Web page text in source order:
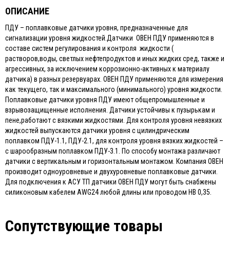
ОПИСАНИЕ
ПДУ – поплавковые датчики уровня, предназначенные для
сигнализации уровня жидкостей.Датчики ОВЕН ПДУ применяются в
составе систем регулирования и контроля жидкости (
растворов,воды, светлых нефтепродуктов и иных жидких сред, также и
агрессивных, за исключением коррозионно-активных к материалу
датчика) в разных резервуарах. ОВЕН ПДУ применяются для измерения
как текущего, так и максимального (минимального) уровня жидкости.
Поплавковые датчики уровня ПДУ имеют общепромышленные и
взрывозащищенные исполнения. Датчики устойчивы к пузырькам и
пене,работают с вязкими жидкостями. Для контроля уровня невязких
жидкостей выпускаются датчики уровня с цилиндрическим
поплавком ПДУ-1.1, ПДУ-2.1, для контроля уровня вязких жидкостей –
с шарообразным поплавком ПДУ-3.1. По способу монтажа различают
датчики с вертикальным и горизонтальным монтажом. Компания ОВЕН
производит одноуровневые и двухуровневые поплавковые датчики.
Для подключения к АСУ ТП датчики ОВЕН ПДУ могут быть снабжены
силиконовым кабелем AWG24 любой длины или проводом НВ 0,35.
Сопутствующие товары